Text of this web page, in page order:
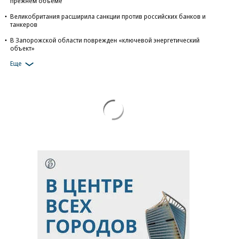
Великобритания расширила санкции против российских банков и
танкеров
В Запорожской области поврежден «ключевой энергетический
объект»
Еще